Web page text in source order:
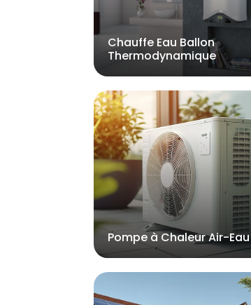
Chauffe Eau Ballon
Thermodynamique
Pompe à Chaleur Air-Eau